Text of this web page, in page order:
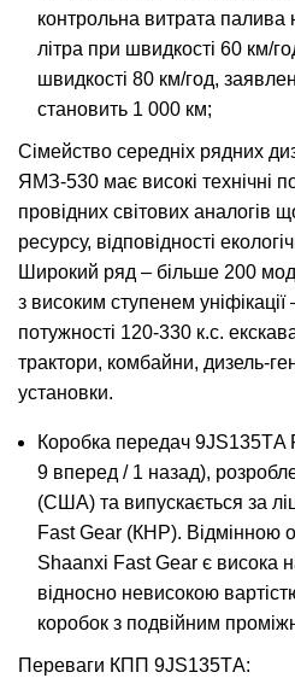
контрольна витрата палива
літра при швидкості 60 км/
швидкості 80 км/год,
становить 1 000 км;
Сімейство середніх рядних
ЯМЗ-530 має високі технічні
провідних світових аналогів
ресурсу, відповідності
Широкий ряд – більше 200
з високим ступенем уніфікації
потужності 120-330 к.с.
трактори, комбайни, дизель-
установки.
Коробка передач 9JS135ТA
9 вперед / 1 назад),
(CША) та випускається за
Fast Gear (КНР). Відмінною
Shaanxi Fast Gear є висока
відносно невисокою
коробок з подвійним
Переваги КПП 9JS135ТA: